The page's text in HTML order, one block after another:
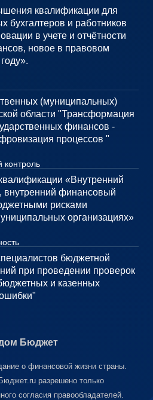
квалификации для
бухгалтеров и работников
в учете и отчётности
новое в правовом
(муниципальных)
области "Трансформация
финансов -
процессов "
контроль
«Внутренний
внутренний финансовый
рисками
организациях»
бюджетной
при проведении проверок
и казенных
Бюджет
о финансовой жизни страны.
разрешено только
согласия правообладателей.